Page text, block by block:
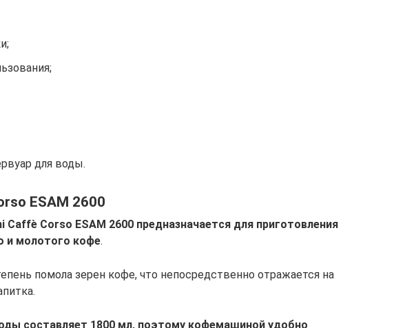
для воды.
ESAM 2600
Caffè Corso ESAM 2600 предназначается для приготовления
и молотого кофе.
помола зерен кофе, что непосредственно отражается на
составляет 1800 мл, поэтому кофемашиной удобно